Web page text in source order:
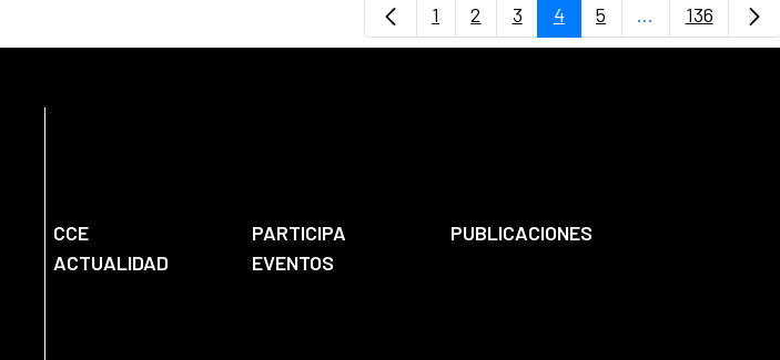
Página
1 Página
2 Página
3 Página
4 Página
5 ...PáginasPágina
136
CCE PARTICIPA
PUBLICACIONES
ACTUALIDAD
EVENTOS